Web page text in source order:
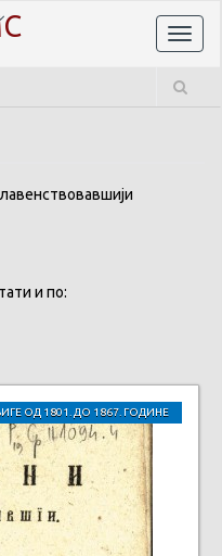
и по:
ОД 1801. ДО 1867. ГОДИНЕ